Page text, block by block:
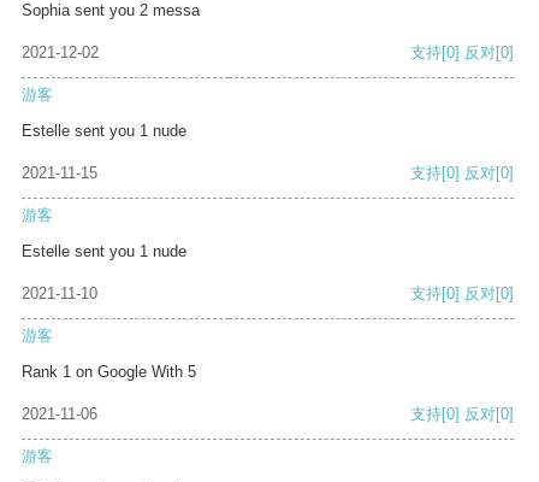
Sophia sent you 2 messa
2021-12-02 支持[0] 反对[0]
游客
Estelle sent you 1 nude
2021-11-15 支持[0] 反对[0]
游客
Estelle sent you 1 nude
2021-11-10 支持[0] 反对[0]
游客
Rank 1 on Google With 5
2021-11-06 支持[0] 反对[0]
游客